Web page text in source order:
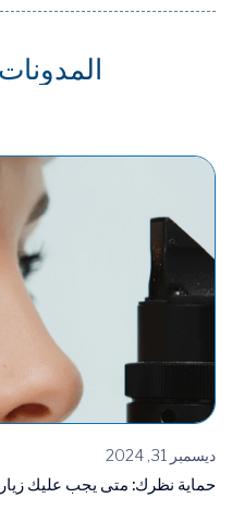
ديسمبر 31, 2024
حماية نظرك: متى يجب عليك